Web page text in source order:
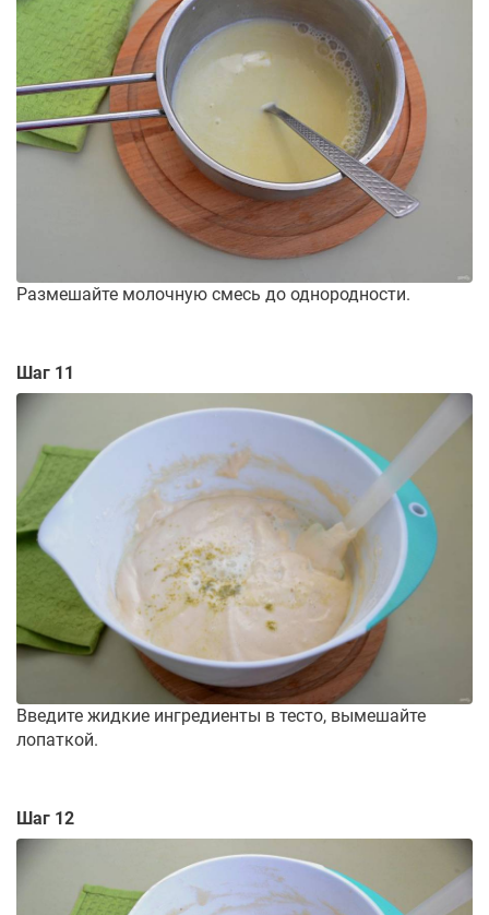
Размешайте молочную смесь до однородности.
Шаг 11
Введите жидкие ингредиенты в тесто, вымешайте
лопаткой.
Шаг 12